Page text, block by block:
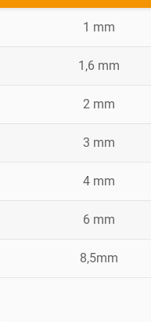
1 mm
1,6 mm
2 mm
3 mm
4 mm
6 mm
8,5mm